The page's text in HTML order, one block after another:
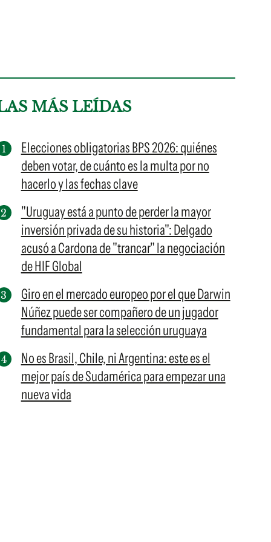
MÁS LEÍDAS
Elecciones obligatorias BPS 2026: quiénes
deben votar, de cuánto es la multa por no
hacerlo y las fechas clave
"Uruguay está a punto de perder la mayor
inversión privada de su historia": Delgado
acusó a Cardona de "trancar" la negociación
de HIF Global
Giro en el mercado europeo por el que Darwin
Núñez puede ser compañero de un jugador
fundamental para la selección uruguaya
No es Brasil, Chile, ni Argentina: este es el
mejor país de Sudamérica para empezar una
nueva vida